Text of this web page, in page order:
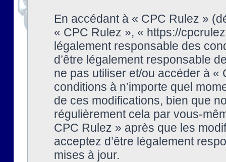
En accédant à « CPC Rulez »
« CPC Rulez », « https://
légalement responsable des
d’être légalement responsable
ne pas utiliser et/ou accéder à
conditions à n’importe quel
de ces modifications, bien que
régulièrement cela par vous-
CPC Rulez » après que les
acceptez d’être légalement
mises à jour.